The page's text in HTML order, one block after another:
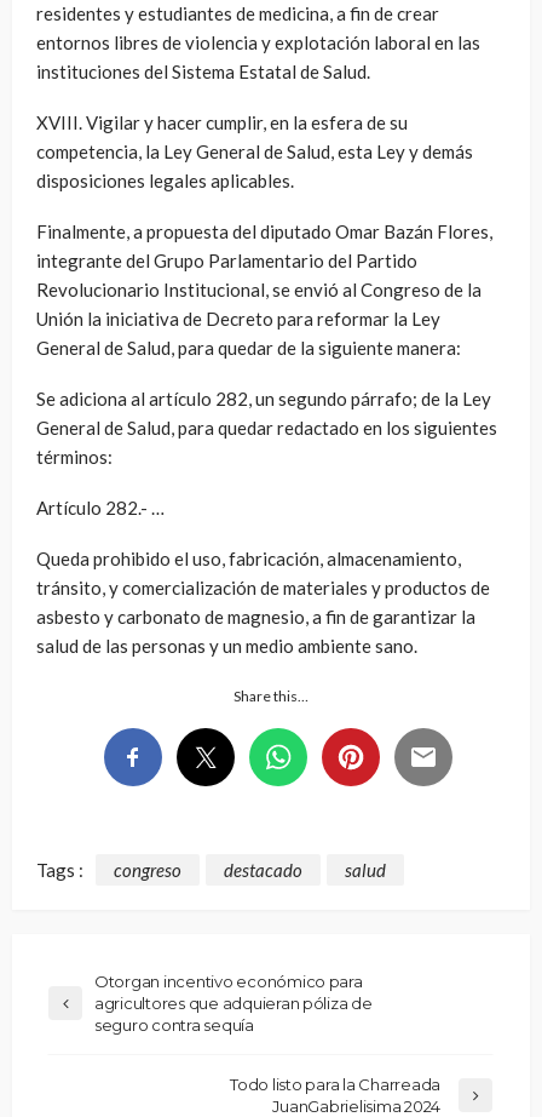
residentes y estudiantes de medicina, a fin de crear
entornos libres de violencia y explotación laboral en las
instituciones del Sistema Estatal de Salud.
XVIII. Vigilar y hacer cumplir, en la esfera de su
competencia, la Ley General de Salud, esta Ley y demás
disposiciones legales aplicables.
Finalmente, a propuesta del diputado Omar Bazán Flores,
integrante del Grupo Parlamentario del Partido
Revolucionario Institucional, se envió al Congreso de la
Unión la iniciativa de Decreto para reformar la Ley
General de Salud, para quedar de la siguiente manera:
Se adiciona al artículo 282, un segundo párrafo; de la Ley
General de Salud, para quedar redactado en los siguientes
términos:
Artículo 282.- …
Queda prohibido el uso, fabricación, almacenamiento,
tránsito, y comercialización de materiales y productos de
asbesto y carbonato de magnesio, a fin de garantizar la
salud de las personas y un medio ambiente sano.
Share this…
Tags : congreso destacado salud
Otorgan incentivo económico para
agricultores que adquieran póliza de
seguro contra sequía
Todo listo para la Charreada
JuanGabrielisima 2024